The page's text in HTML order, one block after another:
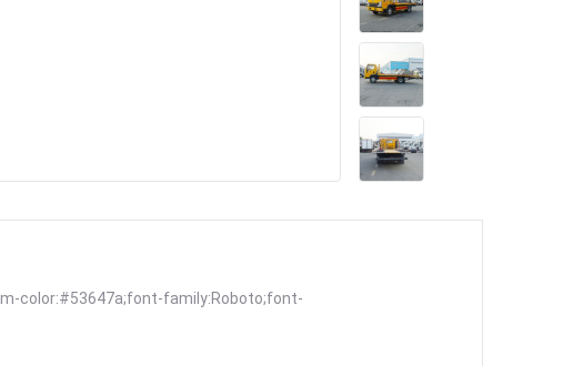
color:#53647a;font-family:Roboto;font-